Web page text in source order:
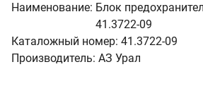
Наименование: Блок
41.3722-09
Каталожный номер: 41.3722-09
Производитель: АЗ Урал